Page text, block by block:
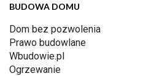
BUDOWA DOMU
Dom bez pozwolenia
Prawo budowlane
Wbudowie.pl
Ogrzewanie